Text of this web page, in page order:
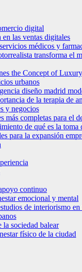
digital
las ventas digitales
médicos y
transforma el
the Concept of
urbanos
diseño madrid
de la terapia de
y negocios
más completas para
de qué es la toma
para la expansión
continuo
emocional y mental
de interiorismo
sociedad balear
físico de la ciudad